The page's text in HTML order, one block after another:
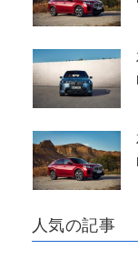
人気の記事